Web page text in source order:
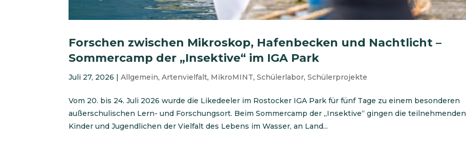
Forschen zwischen Mikroskop, Hafenbecken und Nachtlicht –
Sommercamp der „Insektive“ im IGA Park
Juli 27, 2026 |Allgemein,Artenvielfalt, MikroMINT,Schülerlabor,Schülerprojekte
Vom 20. bis 24. Juli 2026 wurde die Likedeeler im Rostocker IGA Park für fünf Tage zu einem besonderen
außerschulischen Lern- und Forschungsort. Beim Sommercamp der „Insektive“ gingen die teilnehmenden
Kinder und Jugendlichen der Vielfalt des Lebens im Wasser, an Land...